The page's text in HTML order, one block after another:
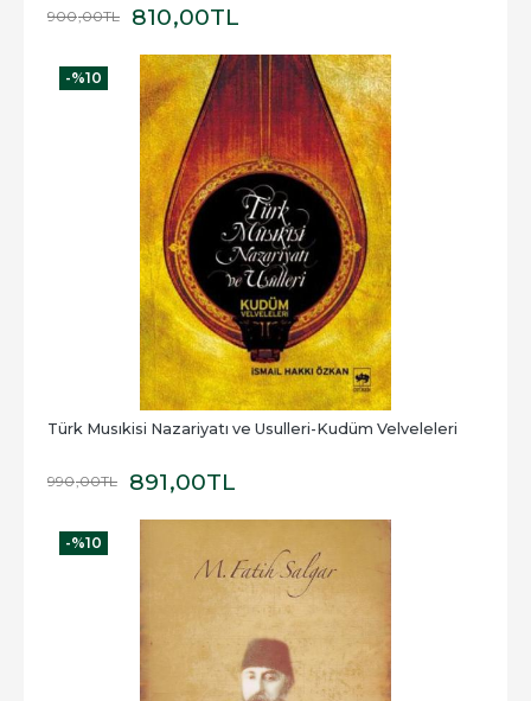
900,00TL 810,00TL
-%10
Türk Musıkisi Nazariyatı ve Usulleri-Kudüm Velveleleri
990,00TL 891,00TL
-%10